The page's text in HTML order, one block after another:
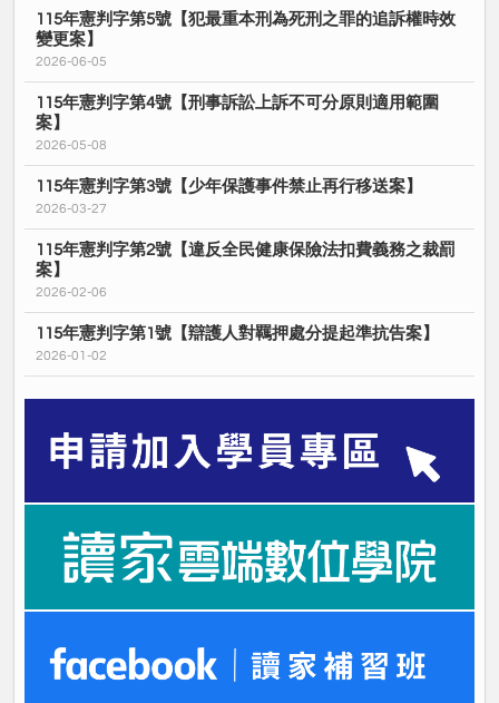
115年憲判字第5號【犯最重本刑為死刑之罪的追訴權時效
變更案】
2026-06-05
115年憲判字第4號【刑事訴訟上訴不可分原則適用範圍
案】
2026-05-08
115年憲判字第3號【少年保護事件禁止再行移送案】
2026-03-27
115年憲判字第2號【違反全民健康保險法扣費義務之裁罰
案】
2026-02-06
115年憲判字第1號【辯護人對羈押處分提起準抗告案】
2026-01-02